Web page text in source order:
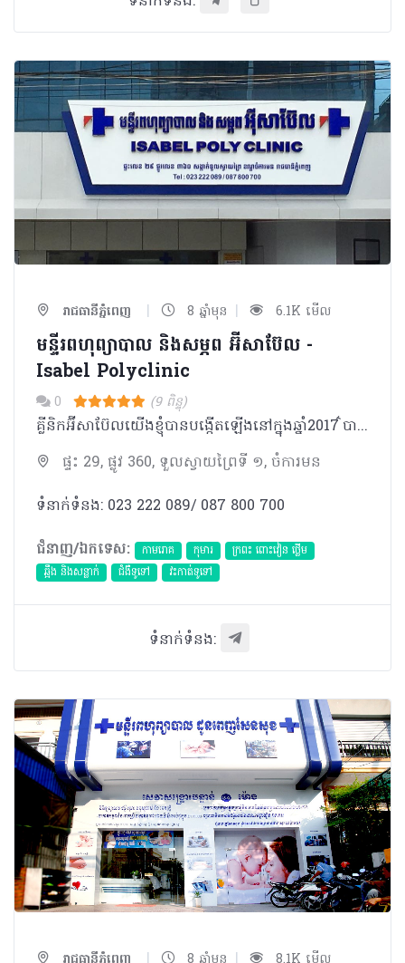
រាជធានីភ្នំពេញ | 8 ឆ្នាំមុន | 6.1K មើល
មន្ទីរពហុព្យាបាល និងសម្ភព អ៊ីសាប៊ែល -
Isabel Polyclinic
0 (9 ពិន្ទុ)
គ្លីនិកអ៊ីសាប៊ែលយើងខ្ញុំបានបង្កើតឡើងនៅក្នុងឆ្នាំ2017 ៌បានបំពាក់ដោយឧបករណ៍បរិក្ខាពេទ្រថ្មីៗទំនើប​ និង ​មានក្រុមវិជ្ជបណ្ឌិតមានជំនាញ ប្រកបដោយភាពទុក្ខចិត្ត ។
ផ្ទះ 29, ផ្លូវ 360, ទួលស្វាយព្រៃទី ១, ចំការមន
ទំនាក់ទំនង: 023 222 089/ 087 800 700
ជំនាញ/ឯកទេស:
កាមរោគ កុមារ
ក្រពះ ពោះវៀន ថ្លើម
ឆ្អឹង និងសន្លាក់
ជំងឺទូទៅ វះកាត់ទូទៅ
ទំនាក់ទំនង: